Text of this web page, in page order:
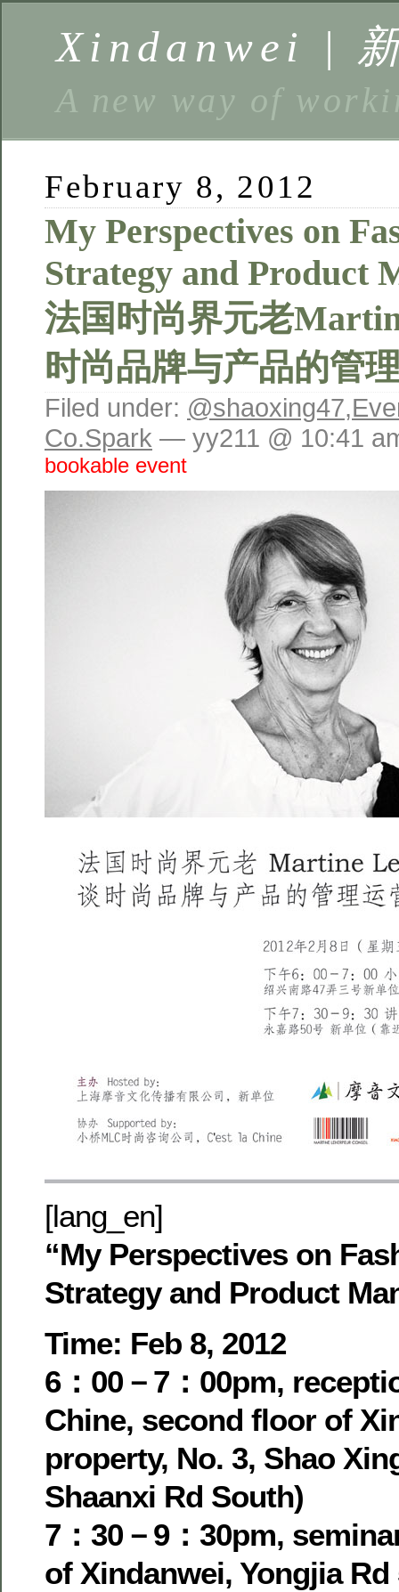
Xindanwei |
A new way of
February 8, 2012
My Perspectives on
Strategy and Product
法国时尚界元老
时尚品牌与产品的管
Filed under: @shaoxing47,
Co.Spark — yy211 @ 10:41
bookable event
[lang_en]
“My Perspectives on
Strategy and Product
Time: Feb 8, 2012
6：00－7：00pm,
Chine, second floor of
property, No. 3, Shao
Shaanxi Rd South)
7：30－9：30pm,
of Xindanwei, Yongjia